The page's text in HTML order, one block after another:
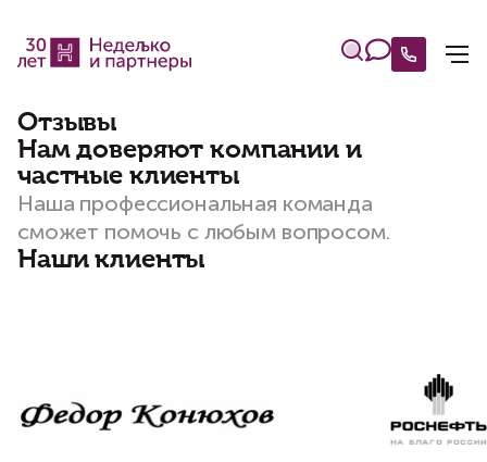
Отзывы
Нам доверяют компании и
частные клиенты
Наша профессиональная команда
сможет помочь с любым вопросом.
Наши клиенты